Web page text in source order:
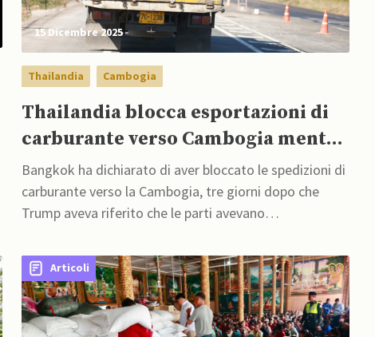
15 Dicembre 2025
Thailandia Cambogia
Thailandia blocca esportazioni di
carburante verso Cambogia mentre
si intensifica conflitto al confine
Bangkok ha dichiarato di aver bloccato le spedizioni di
carburante verso la Cambogia, tre giorni dopo che
Trump aveva riferito che le parti avevano
Articoli